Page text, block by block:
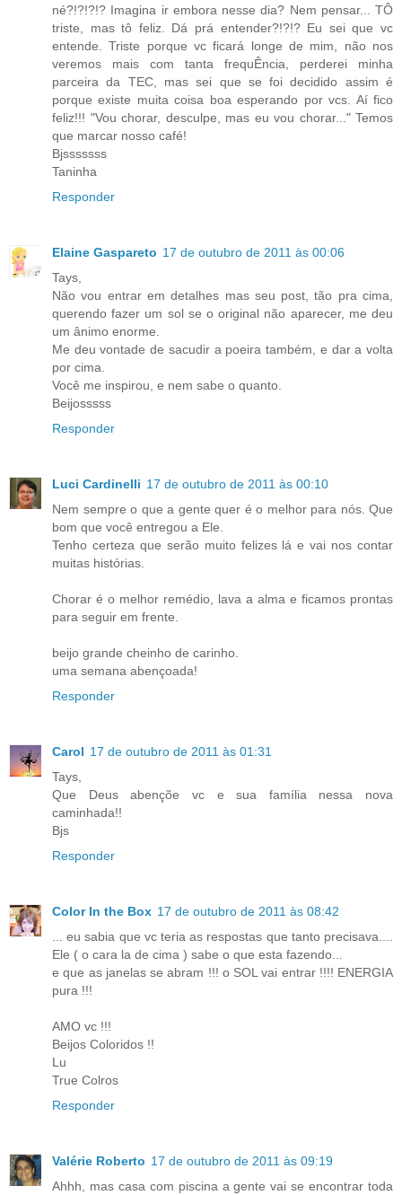
né?!?!?!? Imagina ir embora nesse dia? Nem pensar... TÔ
triste, mas tô feliz. Dá prá entender?!?!? Eu sei que vc
entende. Triste porque vc ficará longe de mim, não nos
veremos mais com tanta frequÊncia, perderei minha
parceira da TEC, mas sei que se foi decidido assim é
porque existe muita coisa boa esperando por vcs. Aí fico
feliz!!! "Vou chorar, desculpe, mas eu vou chorar..." Temos
que marcar nosso café!
Bjsssssss
Taninha
Responder
Elaine Gaspareto 17 de outubro de 2011 às 00:06
Tays,
Não vou entrar em detalhes mas seu post, tão pra cima,
querendo fazer um sol se o original não aparecer, me deu
um ânimo enorme.
Me deu vontade de sacudir a poeira também, e dar a volta
por cima.
Você me inspirou, e nem sabe o quanto.
Beijosssss
Responder
Luci Cardinelli 17 de outubro de 2011 às 00:10
Nem sempre o que a gente quer é o melhor para nós. Que
bom que você entregou a Ele.
Tenho certeza que serão muito felizes lá e vai nos contar
muitas histórias.
Chorar é o melhor remédio, lava a alma e ficamos prontas
para seguir em frente.
beijo grande cheinho de carinho.
uma semana abençoada!
Responder
Carol 17 de outubro de 2011 às 01:31
Tays,
Que Deus abençõe vc e sua família nessa nova
caminhada!!
Bjs
Responder
Color In the Box 17 de outubro de 2011 às 08:42
... eu sabia que vc teria as respostas que tanto precisava....
Ele ( o cara la de cima ) sabe o que esta fazendo...
e que as janelas se abram !!! o SOL vai entrar !!!! ENERGIA
pura !!!
AMO vc !!!
Beijos Coloridos !!
Lu
True Colros
Responder
Valérie Roberto 17 de outubro de 2011 às 09:19
Ahhh, mas casa com piscina a gente vai se encontrar toda